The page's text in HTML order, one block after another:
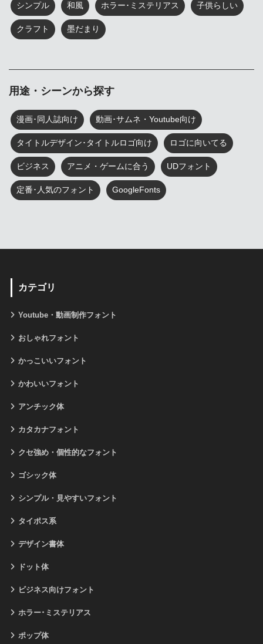
シンプル 和風 ホラー･ミステリアス 子供らしい
クラフト 墨だまり
用途・シーンから探す
漫画･同人誌向け 動画･サムネ・Youtube向け
タイトルデザイン･タイトルロゴ向け ロゴに向いてる
ビジネス アニメ・ゲームに合う UDフォント
定番･人気のフォント GoogleFonts
カテゴリ
Youtube・動画制作フォント
おしゃれフォント
かっこいいフォント
かわいいフォント
アンチック体
カタカナフォント
クセ強め・個性的なフォント
ゴシック体
シンプル・見やすいフォント
タイポス系
デザイン書体
ドット体
ビジネス向けフォント
ホラー･ミステリアス
ポップ体